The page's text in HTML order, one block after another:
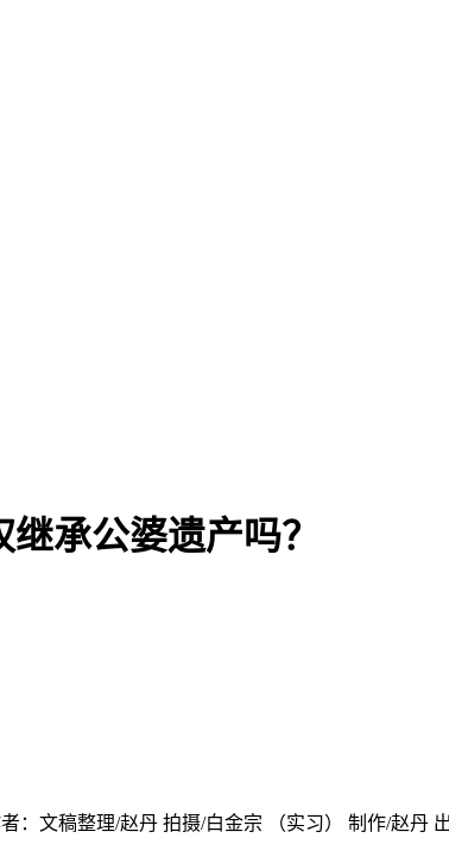
承公婆遗产吗？
：文稿整理/赵丹 拍摄/白金宗 （实习） 制作/赵丹